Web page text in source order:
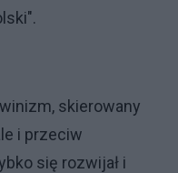
skierowany
i przeciw
się rozwijał i